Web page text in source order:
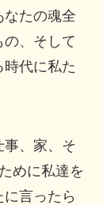
たの魂全
、そして
代に私た
、家、そ
めに私達を
言ったら